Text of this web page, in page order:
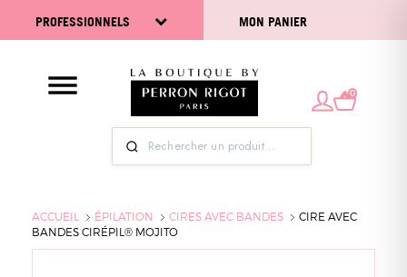
PROFESSIONNELS MON PANIER
0
ACCUEIL ÉPILATION CIRES AVEC BANDES
CIRE AVEC
BANDES CIRÉPIL® MOJITO